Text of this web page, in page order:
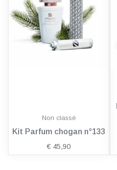
Non classé
Kit Parfum chogan n°133
€ 45,90